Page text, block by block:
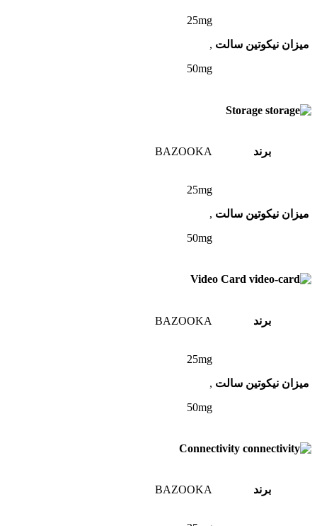
میزان نیکوتین سالت
25mg
,
50mg
Storage
برند BAZOOKA
میزان نیکوتین سالت
25mg
,
50mg
Video Card
برند BAZOOKA
میزان نیکوتین سالت
25mg
,
50mg
Connectivity
برند BAZOOKA